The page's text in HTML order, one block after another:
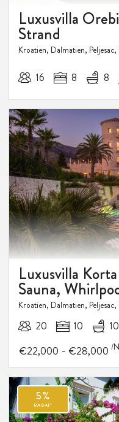
RABATT
Luxusvilla
Strand
Kroatien, Dalmatien,
16 8 8
Luxusvilla
Sauna,
Kroatien, Dalmatien,
20 10 10
€22,000 - €28,000 /